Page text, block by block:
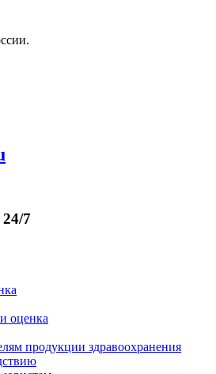
7
оценка
продукции здравоохранения